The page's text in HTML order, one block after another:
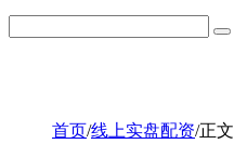
首页/线上实盘配资/正文